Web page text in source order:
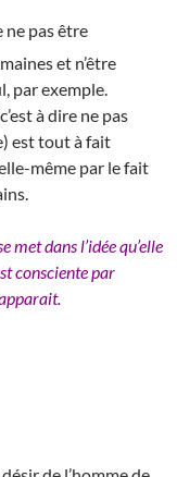
ne pas être
et n’être
par exemple.
à dire ne pas
est tout à fait
même par le fait
met dans l’idée qu’elle
consciente par